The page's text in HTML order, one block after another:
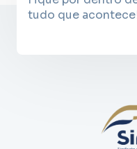
tudo que